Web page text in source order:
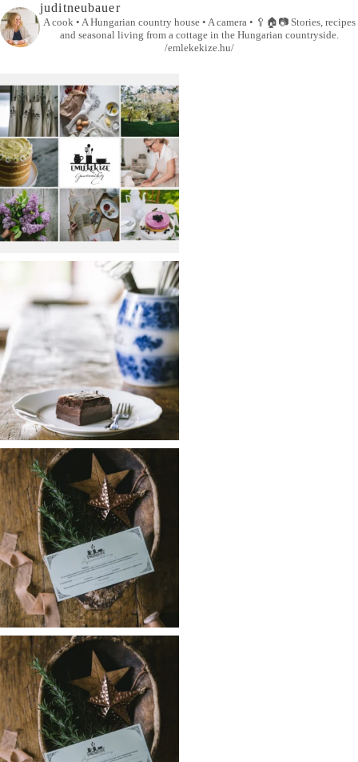
juditneubauer
A cook • A Hungarian country house • A camera • 🥄🏠📷Stories, recipes
and seasonal living from a cottage in the Hungarian countryside.
/emlekekize.hu/